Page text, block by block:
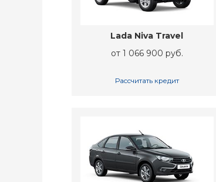
Lada Niva Travel
от 1 066 900 руб.
Рассчитать кредит